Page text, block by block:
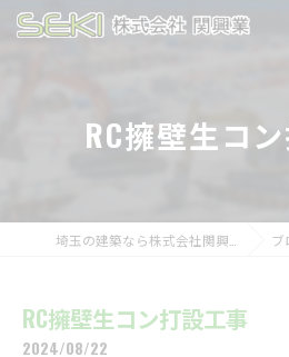
RC擁壁生コ
ブ
RC擁壁生コン打設工事
2024/08/22